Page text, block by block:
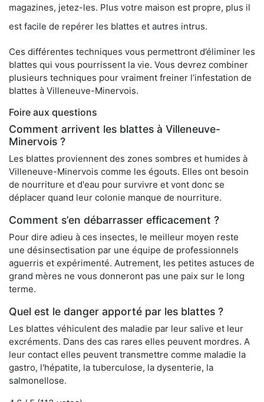
magazines, jetez-les. Plus votre maison est propre, plus il
est facile de repérer les blattes et autres intrus.
Ces différentes techniques vous permettront d’éliminer les
blattes qui vous pourrissent la vie. Vous devrez combiner
plusieurs techniques pour vraiment freiner l’infestation de
blattes à Villeneuve-Minervois.
Foire aux questions
Comment arrivent les blattes à Villeneuve-
Minervois ?
Les blattes proviennent des zones sombres et humides à
Villeneuve-Minervois comme les égouts. Elles ont besoin
de nourriture et d'eau pour survivre et vont donc se
déplacer quand leur colonie manque de nourriture.
Comment s’en débarrasser efficacement ?
Pour dire adieu à ces insectes, le meilleur moyen reste
une désinsectisation par une équipe de professionnels
aguerris et expérimenté. Autrement, les petites astuces de
grand mères ne vous donneront pas une paix sur le long
terme.
Quel est le danger apporté par les blattes ?
Les blattes véhiculent des maladie par leur salive et leur
excréments. Dans des cas rares elles peuvent mordres. A
leur contact elles peuvent transmettre comme maladie la
gastro, l'hépatite, la tuberculose, la dysenterie, la
salmonellose.